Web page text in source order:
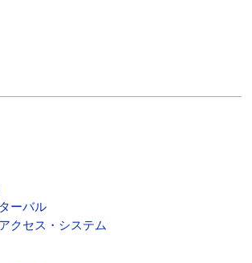
ーバル
クセス・システム